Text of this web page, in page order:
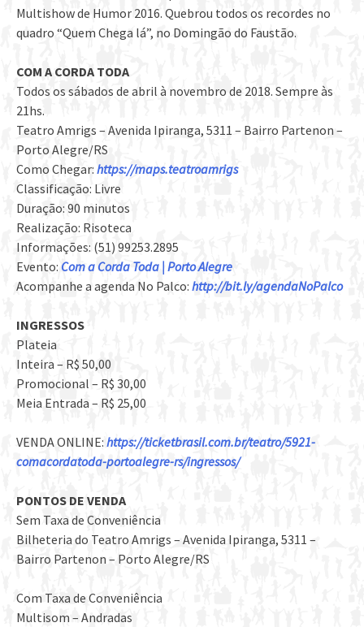
Multishow de Humor 2016. Quebrou todos os recordes no
quadro “Quem Chega lá”, no Domingão do Faustão.
COM A CORDA TODA
Todos os sábados de abril à novembro de 2018. Sempre às
21hs.
Teatro Amrigs – Avenida Ipiranga, 5311 – Bairro Partenon –
Porto Alegre/RS
Como Chegar: https://maps.teatroamrigs
Classificação: Livre
Duração: 90 minutos
Realização: Risoteca
Informações: (51) 99253.2895
Evento: Com a Corda Toda | Porto Alegre
Acompanhe a agenda No Palco: http://bit.ly/agendaNoPalco
INGRESSOS
Plateia
Inteira – R$ 50,00
Promocional – R$ 30,00
Meia Entrada – R$ 25,00
VENDA ONLINE: https://ticketbrasil.com.br/teatro/5921-
comacordatoda-portoalegre-rs/ingressos/
PONTOS DE VENDA
Sem Taxa de Conveniência
Bilheteria do Teatro Amrigs – Avenida Ipiranga, 5311 –
Bairro Partenon – Porto Alegre/RS
Com Taxa de Conveniência
Multisom – Andradas